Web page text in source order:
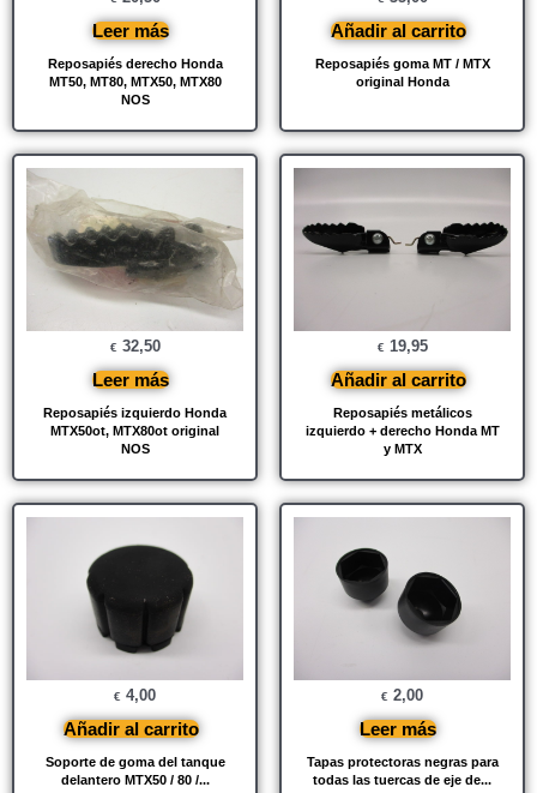
Reposapiés derecho Honda
MT50, MT80, MTX50, MTX80
NOS
Leer más
Reposapiés goma MT / MTX
original Honda
Añadir al carrito
Reposapiés izquierdo Honda
MTX50ot, MTX80ot original
NOS
€ 32,50
Leer más
Reposapiés metálicos
izquierdo + derecho Honda MT
y MTX
€ 19,95
Añadir al carrito
Soporte de goma del tanque
delantero MTX50 / 80 /...
€ 4,00
Añadir al carrito
Tapas protectoras negras para
todas las tuercas de eje de...
€ 2,00
Leer más